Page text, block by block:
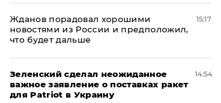
Жданов порадовал хорошими
новостями из России и предположил,
что будет дальше
15:17
Зеленский сделал неожиданное
важное заявление о поставках ракет
для Patriot в Украину
14:54